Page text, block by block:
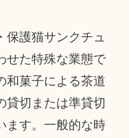
保護猫サンクチュ
せた特殊な業態で
和菓子による茶道
貸切または準貸切
ます。一般的な時